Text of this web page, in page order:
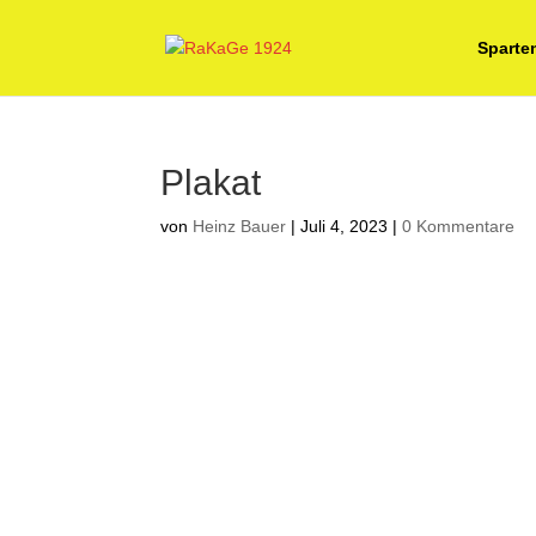
Plakat
von Heinz Bauer |Juli 4, 2023 |0 Kommentare